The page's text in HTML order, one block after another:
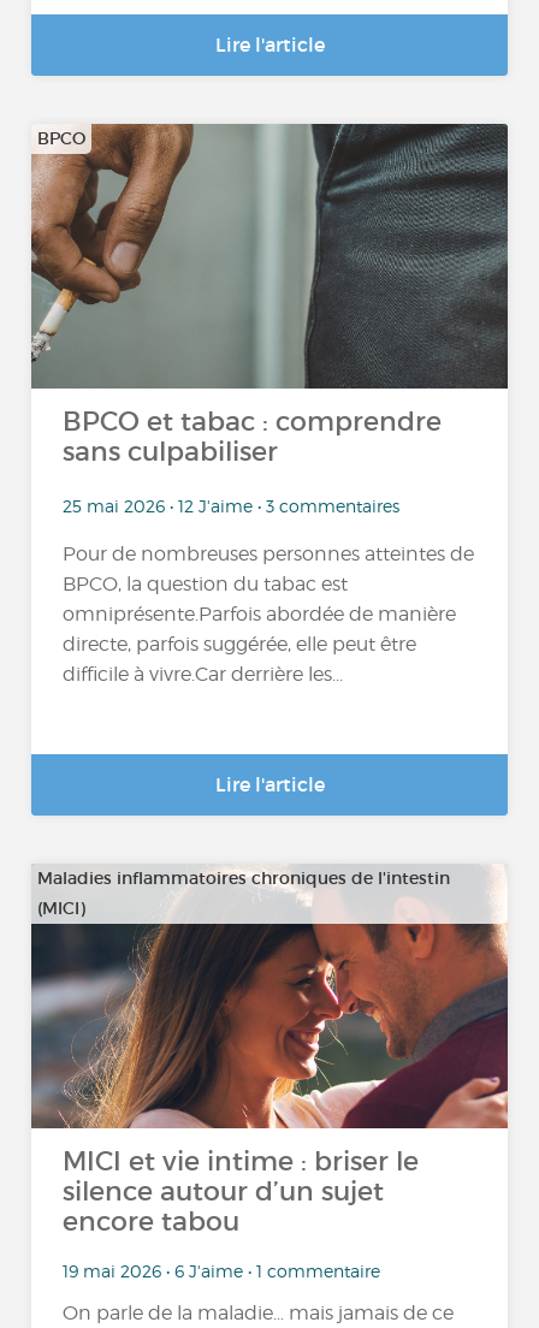
Lire l'article
BPCO
BPCO et tabac : comprendre
sans culpabiliser
25 mai 2026 • 12 J'aime • 3 commentaires
Pour de nombreuses personnes atteintes de
BPCO, la question du tabac est
omniprésente.Parfois abordée de manière
directe, parfois suggérée, elle peut être
difficile à vivre.Car derrière les...
Lire l'article
Maladies inflammatoires chroniques de l'intestin
(MICI)
MICI et vie intime : briser le
silence autour d’un sujet
encore tabou
19 mai 2026 • 6 J'aime • 1 commentaire
On parle de la maladie… mais jamais de ce